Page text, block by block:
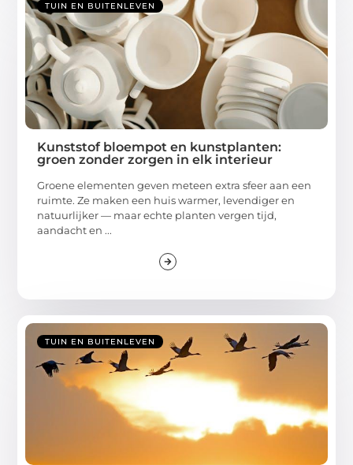
TUIN EN BUITENLEVEN
Kunststof bloempot en kunstplanten:
groen zonder zorgen in elk interieur
Groene elementen geven meteen extra sfeer aan een
ruimte. Ze maken een huis warmer, levendiger en
natuurlijker — maar echte planten vergen tijd,
aandacht en ...
TUIN EN BUITENLEVEN